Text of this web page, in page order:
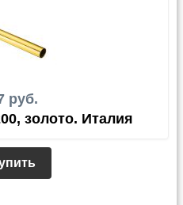
руб.
золото. Италия